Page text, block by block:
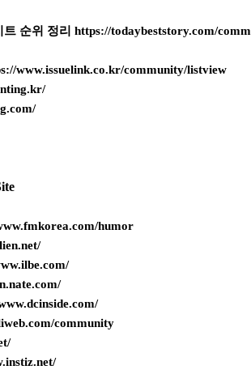
순위 정리 https://todaybeststory.com/comm
www.issuelink.co.kr/community/listview
humor
community